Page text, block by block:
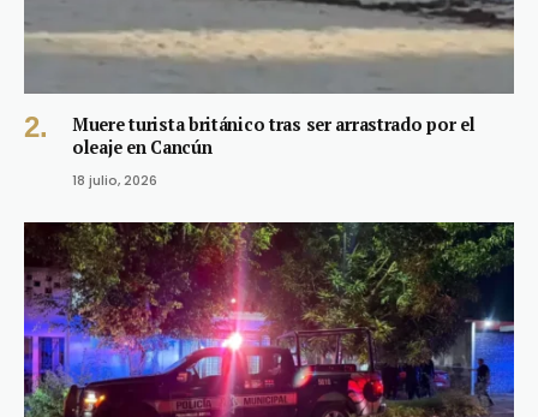
Muere turista británico tras ser arrastrado por el
oleaje en Cancún
18 julio, 2026